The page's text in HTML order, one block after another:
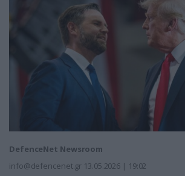
DefenceNet Newsroom
info@defencenet.gr 13.05.2026 | 19:02